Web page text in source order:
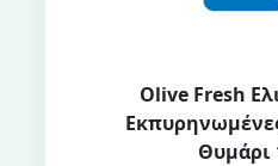
Olive Fresh
Θυμάρι